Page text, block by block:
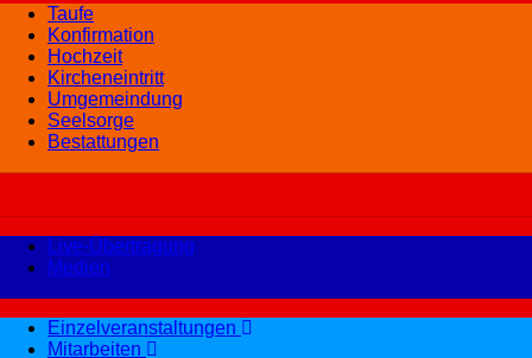
Taufe
Konfirmation
Hochzeit
Kircheneintritt
Umgemeindung
Seelsorge
Bestattungen
Live-Übertragung
Medien
Einzelveranstaltungen
Mitarbeiten